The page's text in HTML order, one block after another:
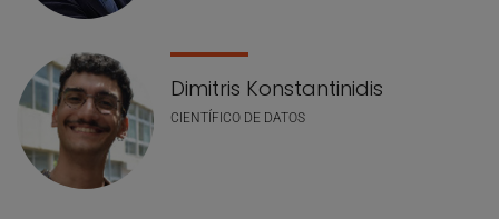
Dimitris Konstantinidis
CIENTÍFICO DE DATOS